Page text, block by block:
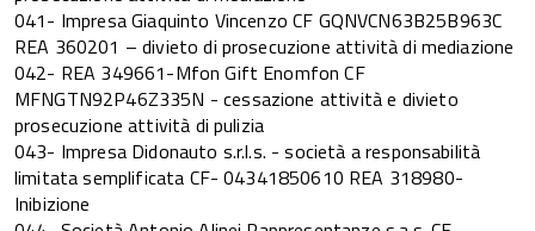
041- Impresa Giaquinto Vincenzo CF GQNVCN63B25B963C
REA 360201 – divieto di prosecuzione attività di mediazione
042- REA 349661-Mfon Gift Enomfon CF
MFNGTN92P46Z335N - cessazione attività e divieto
prosecuzione attività di pulizia
043- Impresa Didonauto s.r.l.s. - società a responsabilità
limitata semplificata CF- 04341850610 REA 318980-
Inibizione